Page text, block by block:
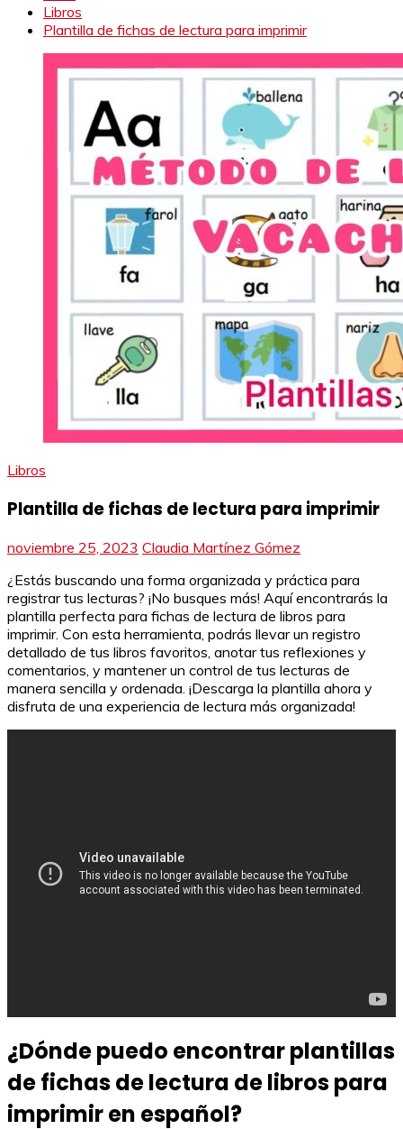
Libros
Plantilla de fichas de lectura para imprimir
Libros
Plantilla de fichas de lectura para imprimir
noviembre 25, 2023 Claudia Martínez Gómez
¿Estás buscando una forma organizada y práctica para
registrar tus lecturas? ¡No busques más! Aquí encontrarás la
plantilla perfecta para fichas de lectura de libros para
imprimir. Con esta herramienta, podrás llevar un registro
detallado de tus libros favoritos, anotar tus reflexiones y
comentarios, y mantener un control de tus lecturas de
manera sencilla y ordenada. ¡Descarga la plantilla ahora y
disfruta de una experiencia de lectura más organizada!
¿Dónde puedo encontrar plantillas
de fichas de lectura de libros para
imprimir en español?